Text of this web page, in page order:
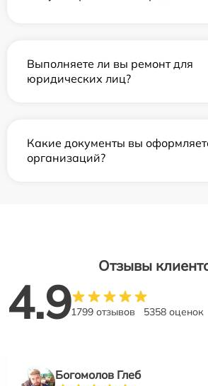
Выполняете ли вы ремонт для
юридических лиц?
Какие документы вы
организаций?
Отзывы
4.91799 отзывов 5358 оценок
Богомолов Глеб